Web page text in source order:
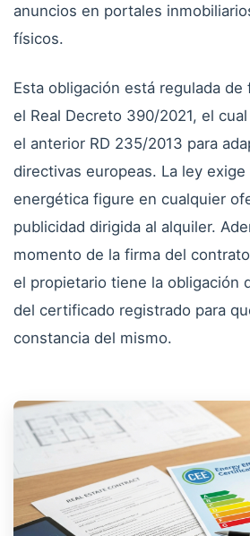
anuncios en portales
físicos.
Esta obligación está regulada
el Real Decreto 390/2021, el
el anterior RD 235/2013 para
directivas europeas. La ley
energética figure en cualquier
publicidad dirigida al alquiler.
momento de la firma del
el propietario tiene la obligación
del certificado registrado para
constancia del mismo.